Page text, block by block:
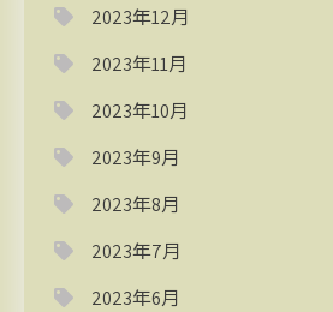
2023年12月
2023年11月
2023年10月
2023年9月
2023年8月
2023年7月
2023年6月